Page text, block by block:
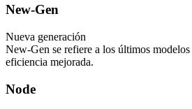
New-Gen
Nueva generación
New-Gen se refiere a los últimos
eficiencia mejorada.
Node